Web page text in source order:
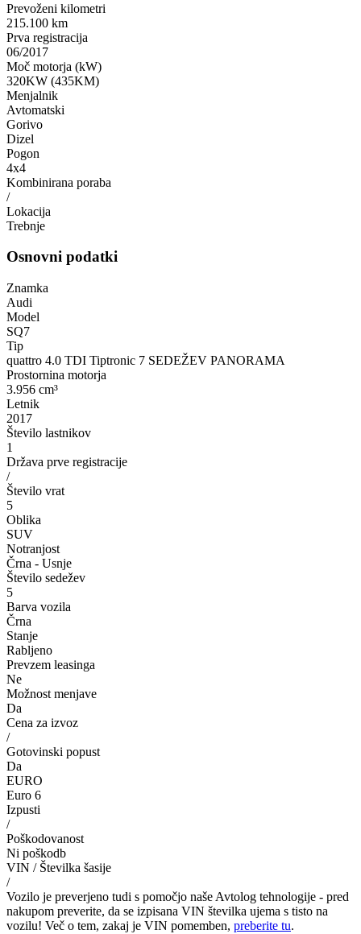
Prevoženi kilometri
215.100 km
Prva registracija
06/2017
Moč motorja (kW)
320KW (435KM)
Menjalnik
Avtomatski
Gorivo
Dizel
Pogon
4x4
Kombinirana poraba
/
Lokacija
Trebnje
Osnovni podatki
Znamka
Audi
Model
SQ7
Tip
quattro 4.0 TDI Tiptronic 7 SEDEŽEV PANORAMA
Prostornina motorja
3.956 cm³
Letnik
2017
Število lastnikov
1
Država prve registracije
/
Število vrat
5
Oblika
SUV
Notranjost
Črna - Usnje
Število sedežev
5
Barva vozila
Črna
Stanje
Rabljeno
Prevzem leasinga
Ne
Možnost menjave
Da
Cena za izvoz
/
Gotovinski popust
Da
EURO
Euro 6
Izpusti
/
Poškodovanost
Ni poškodb
VIN / Številka šasije
/
Vozilo je preverjeno tudi s pomočjo naše Avtolog tehnologije - pred
nakupom preverite, da se izpisana VIN številka ujema s tisto na
vozilu! Več o tem, zakaj je VIN pomemben, preberite tu.